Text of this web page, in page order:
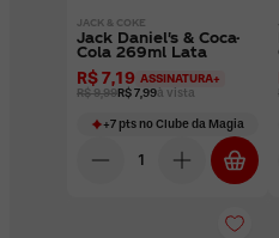
JACK & COKE
Jack Daniel's & Coca-
Cola 269ml Lata
R$ 7,19 ASSINATURA+
R$ 9,99R$ 7,99à vista
+7 pts no Clube da Magia